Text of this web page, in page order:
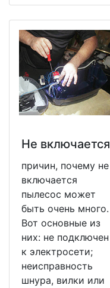
Не включается
причин, почему не
включается
пылесос может
быть очень много.
Вот основные из
них: не подключен
к электросети;
неисправность
шнура, вилки или